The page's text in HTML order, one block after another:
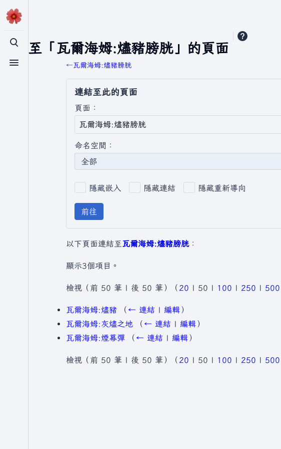
切換搜尋
切換選單
連結至「瓦爾海姆:燼豬膀胱」的頁面
←瓦爾海姆:燼豬膀胱
連結至此的頁面
頁面：
命名空間：
全部
隱藏嵌入 隱藏連結 隱藏重新導向
前往
以下頁面連結至瓦爾海姆:燼豬膀胱：
顯示3個項目。
檢視（ 前 50 筆 | 後 50 筆 ）（ 20 | 50 | 100 | 250 | 500
瓦爾海姆:燼豬 （ ← 連結 | 編輯）
瓦爾海姆:灰燼之地
（ ← 連結 | 編輯）
瓦爾海姆:煙幕彈
（ ← 連結 | 編輯）
檢視（ 前 50 筆 | 後 50 筆 ）（ 20 | 50 | 100 | 250 | 500